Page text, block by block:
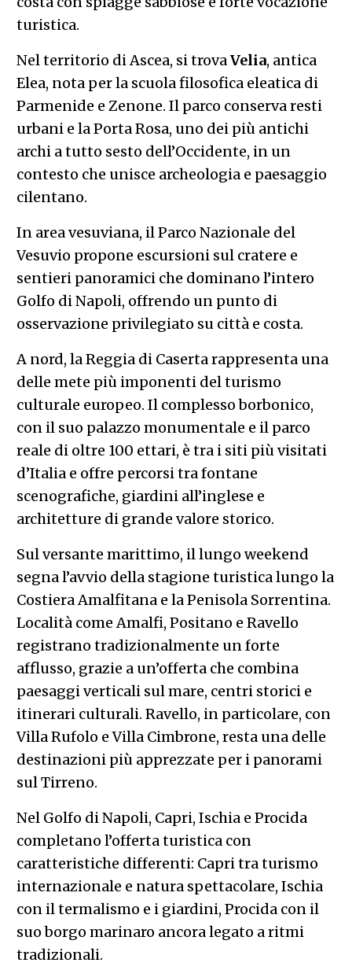
turistica.
Nel territorio di Ascea, si trovaVelia, antica
Elea, nota per la scuola filosofica eleatica di
Parmenide e Zenone. Il parco conserva resti
urbani e la Porta Rosa, uno dei più antichi
archi a tutto sesto dell’Occidente, in un
contesto che unisce archeologia e paesaggio
cilentano.
In area vesuviana, il Parco Nazionale del
Vesuvio propone escursioni sul cratere e
sentieri panoramici che dominano l’intero
Golfo di Napoli, offrendo un punto di
osservazione privilegiato su città e costa.
A nord, la Reggia di Caserta rappresenta una
delle mete più imponenti del turismo
culturale europeo. Il complesso borbonico,
con il suo palazzo monumentale e il parco
reale di oltre 100 ettari, è tra i siti più visitati
d’Italia e offre percorsi tra fontane
scenografiche, giardini all’inglese e
architetture di grande valore storico.
Sul versante marittimo, il lungo weekend
segna l’avvio della stagione turistica lungo la
Costiera Amalfitana e la Penisola Sorrentina.
Località come Amalfi, Positano e Ravello
registrano tradizionalmente un forte
afflusso, grazie a un’offerta che combina
paesaggi verticali sul mare, centri storici e
itinerari culturali. Ravello, in particolare, con
Villa Rufolo e Villa Cimbrone, resta una delle
destinazioni più apprezzate per i panorami
sul Tirreno.
Nel Golfo di Napoli, Capri, Ischia e Procida
completano l’offerta turistica con
caratteristiche differenti: Capri tra turismo
internazionale e natura spettacolare, Ischia
con il termalismo e i giardini, Procida con il
suo borgo marinaro ancora legato a ritmi
tradizionali.